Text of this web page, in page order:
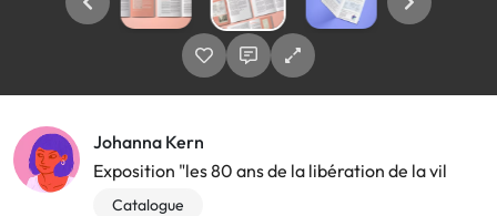
Johanna Kern
Exposition "les 80 ans de la libération de la vil
Catalogue